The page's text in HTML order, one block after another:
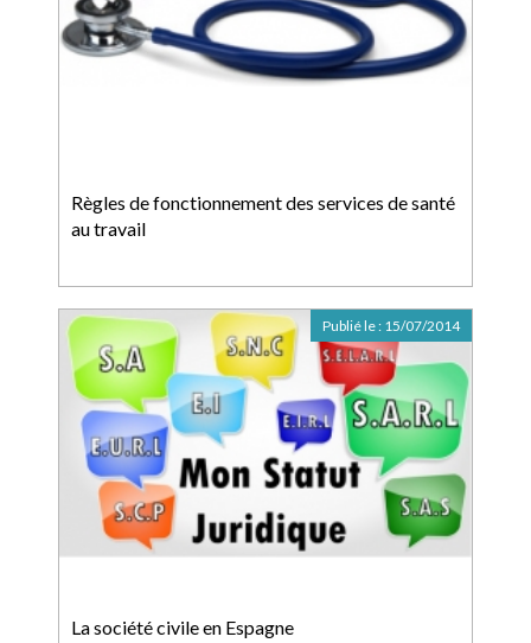
Règles de fonctionnement des services de santé
au travail
La société civile en Espagne
Publié le : 15/07/2014